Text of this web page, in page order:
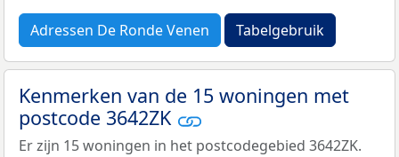
Adressen De Ronde Venen Tabelgebruik
Kenmerken van de 15 woningen met
postcode 3642ZK
Er zijn 15 woningen in het postcodegebied 3642ZK.